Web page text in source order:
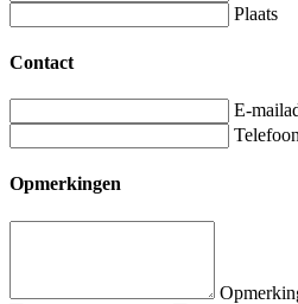
Plaats
Contact
E-
Opmerkingen